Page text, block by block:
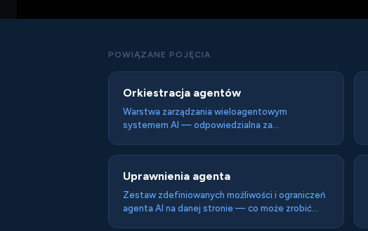
POWIĄZANE POJĘCIA
Orkiestracja agentów
Warstwa zarządzania wieloagentowym
systemem AI — odpowiedzialna za
agentami i integrację wyników. Orchestrator jest
dyrygentem systemu wieloagentowego.
Uprawnienia agenta
Zestaw zdefiniowanych możliwości i ograniczeń
agenta AI na danej stronie — co może zrobić